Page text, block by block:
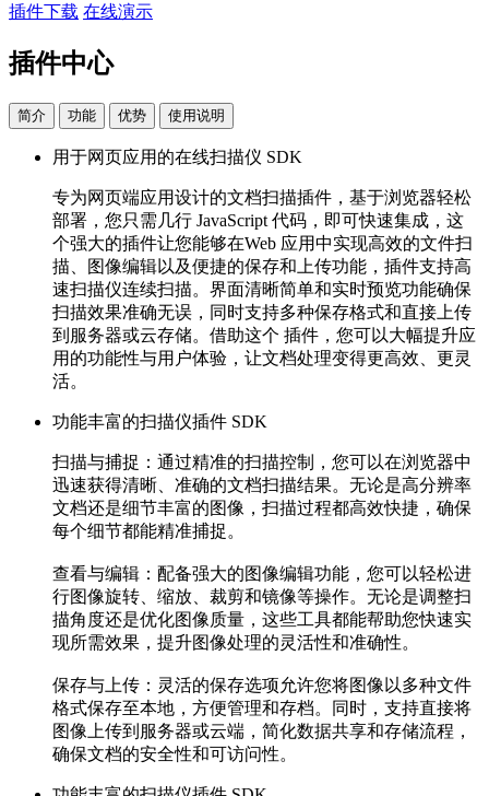
插件下载 在线演示
插件中心
简介 功能 优势 使用说明
用于网页应用的在线扫描仪 SDK
专为网页端应用设计的文档扫描插件，基于浏览器轻松
部署，您只需几行 JavaScript 代码，即可快速集成，这
个强大的插件让您能够在Web 应用中实现高效的文件扫
描、图像编辑以及便捷的保存和上传功能，插件支持高
速扫描仪连续扫描。界面清晰简单和实时预览功能确保
扫描效果准确无误，同时支持多种保存格式和直接上传
到服务器或云存储。借助这个 插件，您可以大幅提升应
用的功能性与用户体验，让文档处理变得更高效、更灵
活。
功能丰富的扫描仪插件 SDK
扫描与捕捉： 通过精准的扫描控制，您可以在浏览器中
迅速获得清晰、准确的文档扫描结果。无论是高分辨率
文档还是细节丰富的图像，扫描过程都高效快捷，确保
每个细节都能精准捕捉。
查看与编辑： 配备强大的图像编辑功能，您可以轻松进
行图像旋转、缩放、裁剪和镜像等操作。无论是调整扫
描角度还是优化图像质量，这些工具都能帮助您快速实
现所需效果，提升图像处理的灵活性和准确性。
保存与上传： 灵活的保存选项允许您将图像以多种文件
格式保存至本地，方便管理和存档。同时，支持直接将
图像上传到服务器或云端，简化数据共享和存储流程，
确保文档的安全性和可访问性。